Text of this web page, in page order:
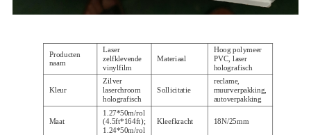
Producten
naam
Laser
zelfklevende
vinylfilm
Materiaal
Hoog polymeer
PVC, laser
holografisch
Kleur
Zilver
laserchroom
holografisch
Sollicitatie
reclame,
muurverpakking,
autoverpakking
Maat
1.27*50m/rol
(4.5ft*164ft);
1.24*50m/rol
Kleefkracht 18N/25mm